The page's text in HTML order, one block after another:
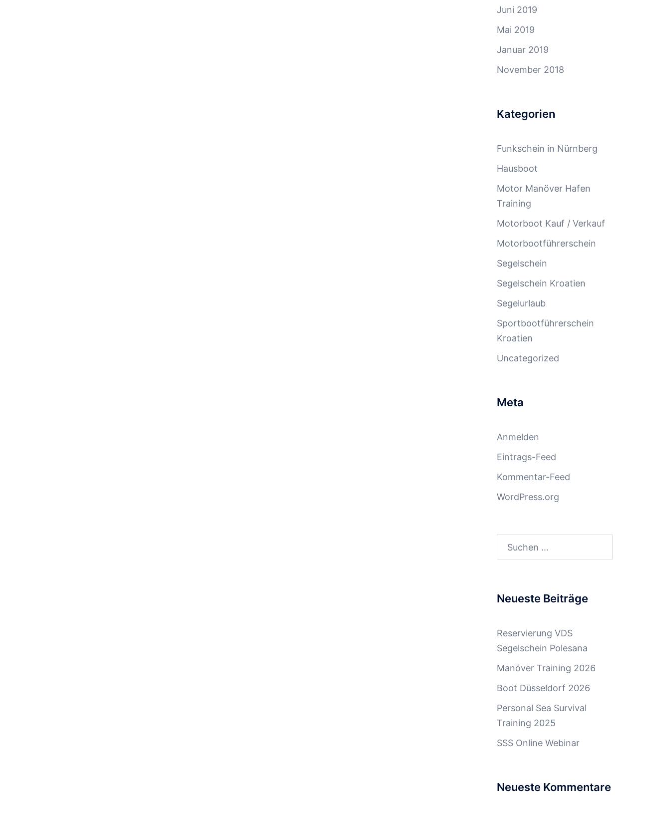
Juni 2019
Mai 2019
Januar 2019
November 2018
Kategorien
Funkschein in Nürnberg
Hausboot
Motor Manöver Hafen
Training
Motorboot Kauf / Verkauf
Motorbootführerschein
Segelschein
Segelschein Kroatien
Segelurlaub
Sportbootführerschein
Kroatien
Uncategorized
Meta
Anmelden
Eintrags-Feed
Kommentar-Feed
WordPress.org
Suchen
nach:
Neueste Beiträge
Reservierung VDS
Segelschein Polesana
Manöver Training 2026
Boot Düsseldorf 2026
Personal Sea Survival
Training 2025
SSS Online Webinar
Neueste Kommentare